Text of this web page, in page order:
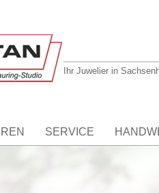
Ihr Juwelier in
SERVICE